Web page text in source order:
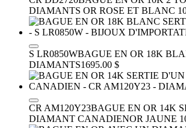
DIAMANTS OR ROSE ET BLANC
S LR0850WBAGUE EN OR 18K
DIAMANTS1695.00 $
CR AM120Y23BAGUE EN OR 14K
DIAMANT CANADIENOR JAUNE